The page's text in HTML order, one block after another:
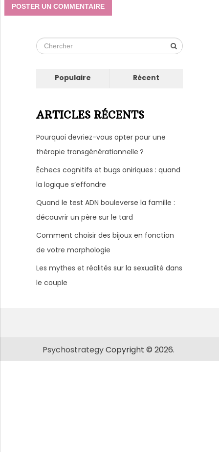
Populaire Récent
ARTICLES RÉCENTS
Pourquoi devriez-vous opter pour une
thérapie transgénérationnelle ?
Échecs cognitifs et bugs oniriques : quand
la logique s’effondre
Quand le test ADN bouleverse la famille :
découvrir un père sur le tard
Comment choisir des bijoux en fonction
de votre morphologie
Les mythes et réalités sur la sexualité dans
le couple
PsychostrategyCopyright © 2026.